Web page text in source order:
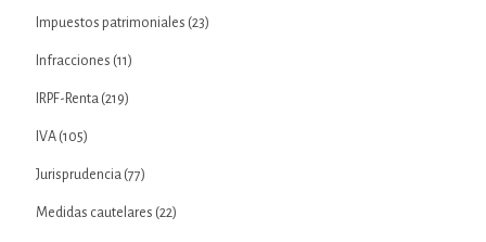
Impuestos patrimoniales (23)
Infracciones (11)
IRPF-Renta (219)
IVA (105)
Jurisprudencia (77)
Medidas cautelares (22)